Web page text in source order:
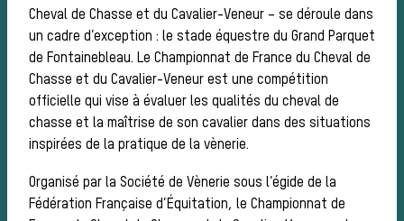
Cheval de Chasse et du Cavalier-Veneur – se déroule dans
un cadre d’exception : le stade équestre du Grand Parquet
de Fontainebleau. Le Championnat de France du Cheval de
Chasse et du Cavalier-Veneur est une compétition
officielle qui vise à évaluer les qualités du cheval de
chasse et la maîtrise de son cavalier dans des situations
inspirées de la pratique de la vènerie.
Organisé par la Société de Vènerie sous l’égide de la
Fédération Française d’Équitation, le Championnat de